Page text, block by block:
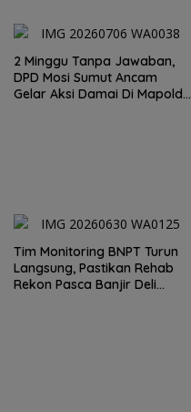
2 Minggu Tanpa Jawaban,
DPD Mosi Sumut Ancam
Gelar Aksi Damai Di Mapolda
Tim Monitoring BNPT Turun
Langsung, Pastikan Rehab
Rekon Pasca Banjir Deli